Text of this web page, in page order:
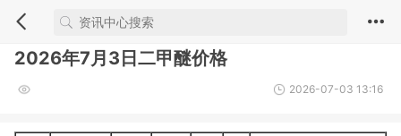
2026年7月3日二甲醚价格
2026-07-03 13:16